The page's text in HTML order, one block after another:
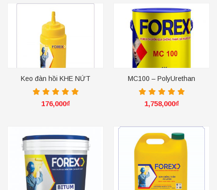
Keo đàn hồi KHE NỨT
176,000₫
MC100 – PolyUrethan
1,758,000₫